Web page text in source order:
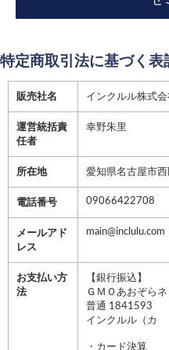
特定商取引法に基づく表
販売社名 インクルル株式会
運営統括責
任者
幸野朱里
所在地 愛知県名古屋市
電話番号 09066422708
メールアド
レス
main@inclulu.com
お支払い方
法
【銀行振込】
ＧＭＯあおぞら
普通 1841593
インクルル（カ
・カード決算